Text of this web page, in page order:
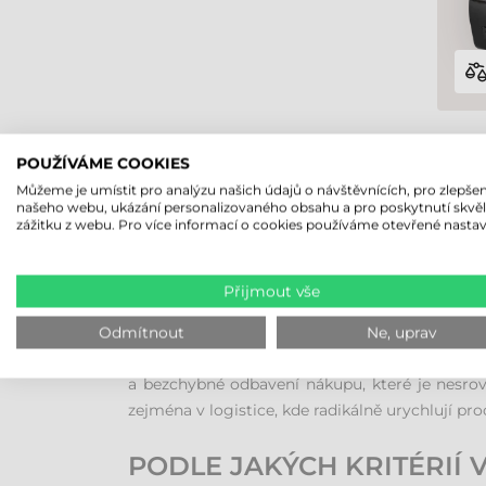
SEZNAMTE SE S RFID
RFID tiskárny etiket představují moderní
integrovaným RFID kodérem, který během
Ceny RFID zařízení a příslušenství v
setkáváme například v prodejnách oděvů
a bezchybné odbavení nákupu, které je
zejména v logistice, kde radikálně urychlují
PODLE JAKÝCH KRITÉRIÍ
POUŽÍVÁME COOKIES
Můžeme je umístit pro analýzu našich údajů o návštěvnících, pro
našeho webu, ukázání personalizovaného obsahu a pro poskytnutí
zážitku z webu. Pro více informací o cookies používáme otevřené
Přijmout vše
Odmítnout Ne, uprav